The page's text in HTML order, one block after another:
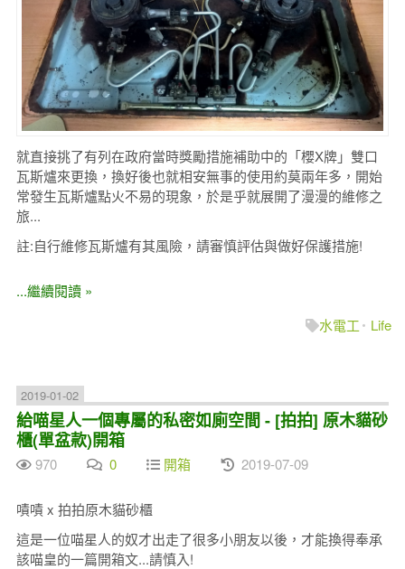
就直接挑了有列在政府當時獎勵措施補助中的「櫻X牌」雙口
瓦斯爐來更換，換好後也就相安無事的使用約莫兩年多，開始
常發生瓦斯爐點火不易的現象，於是乎就展開了漫漫的維修之
旅...
註:自行維修瓦斯爐有其風險，請審慎評估與做好保護措施!
...繼續閱讀 »
水電工
Life
2019-01-02
給喵星人一個專屬的私密如廁空間 - [拍拍] 原木貓砂
櫃(單盆款)開箱
970 0 開箱 2019-07-09
嘖嘖 x 拍拍原木貓砂櫃
這是一位喵星人的奴才出走了很多小朋友以後，才能換得奉承
該喵皇的一篇開箱文...請慎入!